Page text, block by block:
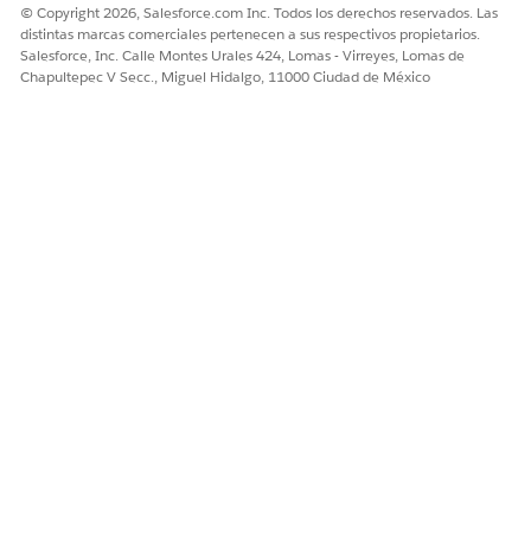
© Copyright 2026, Salesforce.com Inc. Todos los derechos reservados. Las
distintas marcas comerciales pertenecen a sus respectivos propietarios.
Salesforce, Inc. Calle Montes Urales 424, Lomas - Virreyes, Lomas de
Chapultepec V Secc., Miguel Hidalgo, 11000 Ciudad de México